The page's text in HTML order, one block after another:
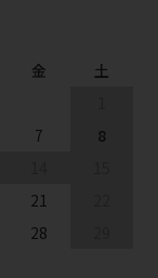
金
土
7
8
21
28